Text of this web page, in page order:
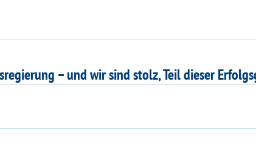
– und wir sind stolz, Teil dieser